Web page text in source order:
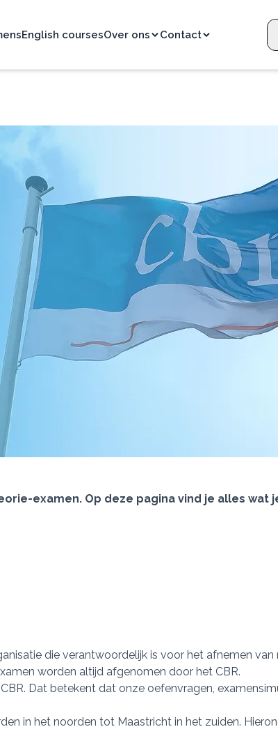
English coursesOver ons Contact
examen. Op deze pagina vind je alles wat
die verantwoordelijk is voor het afnemen van
worden altijd afgenomen door het CBR.
Dat betekent dat onze oefenvragen,
in het noorden tot Maastricht in het zuiden.